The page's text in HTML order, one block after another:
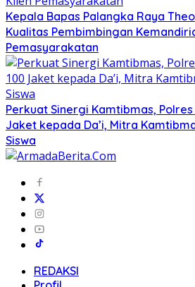
Kepala Bapas Palangka Raya
Kualitas Pembimbingan
Pemasyarakatan
Perkuat Sinergi Kamtibmas, Polres
Jaket kepada Da’i, Mitra
Siswa
REDAKSI